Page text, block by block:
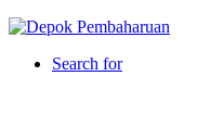
Search for